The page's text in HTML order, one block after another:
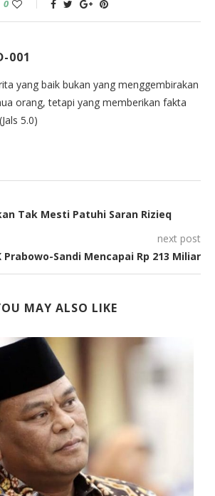
0
001
yang baik bukan yang menggembirakan
orang, tetapi yang memberikan fakta
5.0)
Tak Mesti Patuhi Saran Rizieq
next post
Prabowo-Sandi Mencapai Rp 213 Miliar
MAY ALSO LIKE